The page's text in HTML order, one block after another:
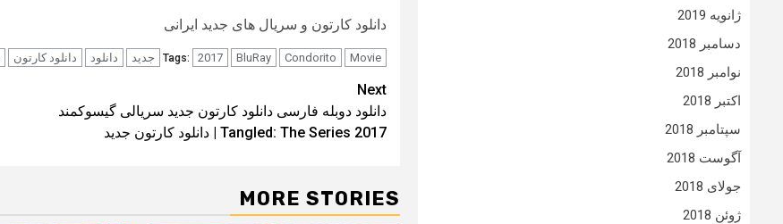
دانلود کارتون و سریال های جدید ایرانی
Tags: 2017 BluRay Condorito Movie جدید دانلود دانلود کارتون
Post
navigation
Next
دانلود دوبله فارسی دانلود کارتون جدید سریالی گیسوکمند
Tangled: The Series 2017 | دانلود کارتون جدید
MORE STORIES
ژانویه 2019
دسامبر 2018
نوامبر 2018
اکتبر 2018
سپتامبر 2018
آگوست 2018
جولای 2018
ژوئن 2018